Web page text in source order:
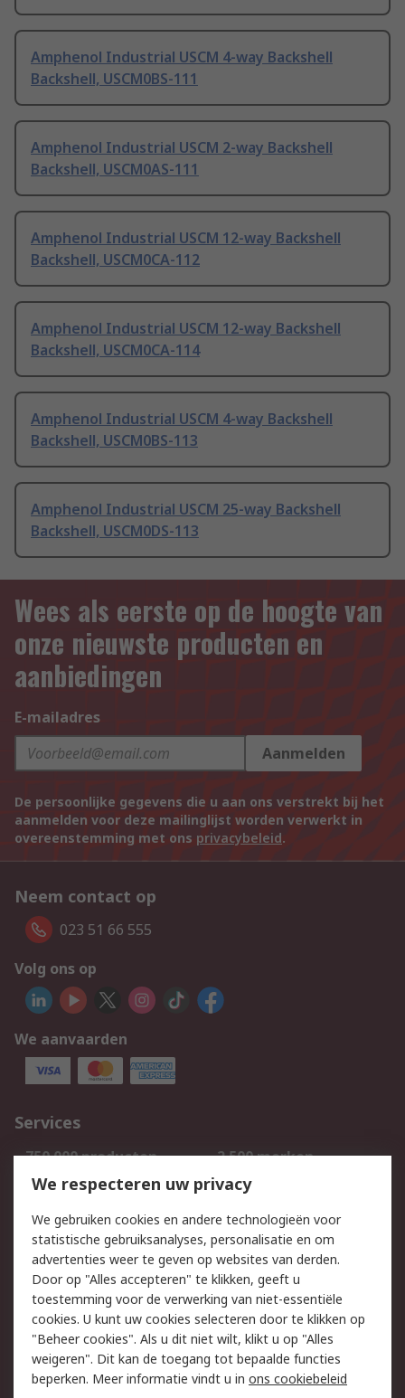
Amphenol Industrial USCM 4-way Backshell
Backshell, USCM0BS-111
Amphenol Industrial USCM 2-way Backshell
Backshell, USCM0AS-111
Amphenol Industrial USCM 12-way Backshell
Backshell, USCM0CA-112
Amphenol Industrial USCM 12-way Backshell
Backshell, USCM0CA-114
Amphenol Industrial USCM 4-way Backshell
Backshell, USCM0BS-113
Amphenol Industrial USCM 25-way Backshell
Backshell, USCM0DS-113
Wees als eerste op de hoogte van
onze nieuwste producten en
aanbiedingen
E-mailadres
Aanmelden
De persoonlijke gegevens die u aan ons verstrekt bij het
aanmelden voor deze mailinglijst worden verwerkt in
overeenstemming met ons privacybeleid.
Neem contact op
023 51 66 555
Volg ons op
We aanvaarden
Services
750.000 producten
2.500 merken
Bestellen
Inkoopoplossingen
Track & Trace
Wettelijk
Cookiebeleid
Email veiligheid
Privacybeleid
Websitevoorwaarden
Algemene
verkoopvoorwaarden
We respecteren uw privacy
We gebruiken cookies en andere technologieën voor
statistische gebruiksanalyses, personalisatie en om
advertenties weer te geven op websites van derden.
Door op "Alles accepteren" te klikken, geeft u
toestemming voor de verwerking van niet-essentiële
cookies. U kunt uw cookies selecteren door te klikken op
"Beheer cookies". Als u dit niet wilt, klikt u op "Alles
weigeren". Dit kan de toegang tot bepaalde functies
beperken. Meer informatie vindt u in ons cookiebeleid